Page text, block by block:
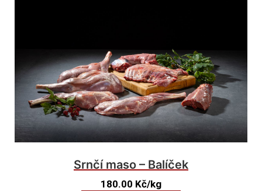
Srnčí maso – Balíček
180.00 Kč/kg